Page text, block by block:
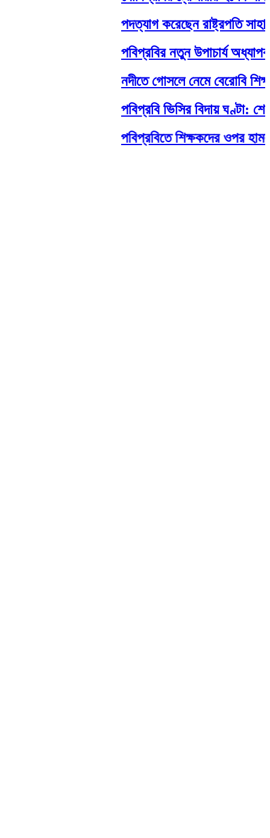
পদত্যাগ করেছেন রাষ্ট্রপতি সাহাবুদ্দিন
পবিপ্রবির নতুন উপাচার্য অধ্যাপক
নদীতে গোসলে নেমে বেরোবি
পবিপ্রবি ভিসির বিদায় ঘণ্টা:
পবিপ্রবিতে শিক্ষকদের ওপর হামলা: